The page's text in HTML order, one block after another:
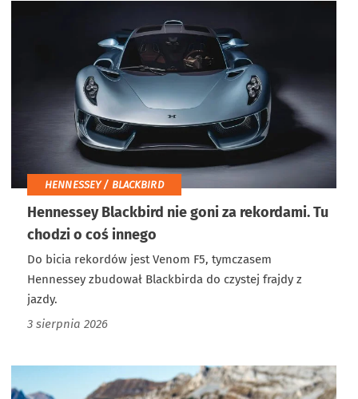
HENNESSEY / BLACKBIRD
Hennessey Blackbird nie goni za rekordami. Tu
chodzi o coś innego
Do bicia rekordów jest Venom F5, tymczasem
Hennessey zbudował Blackbirda do czystej frajdy z
jazdy.
3 sierpnia 2026